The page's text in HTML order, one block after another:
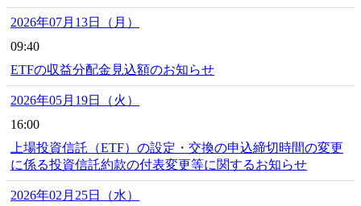
2026年07月13日（月）
09:40
ETFの収益分配金見込額のお知らせ
2026年05月19日（火）
16:00
上場投資信託（ETF）の設定・交換の申込締切時間の変更
に係る投資信託約款の付表変更等に関するお知らせ
2026年02月25日（水）